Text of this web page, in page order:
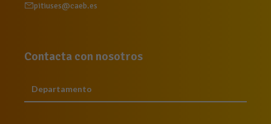
pitiuses@caeb.es
Contacta con nosotros